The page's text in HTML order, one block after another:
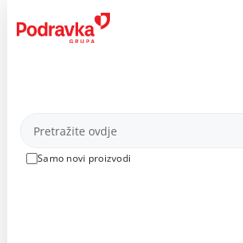
content
Proizvodi
Samo novi proizvodi